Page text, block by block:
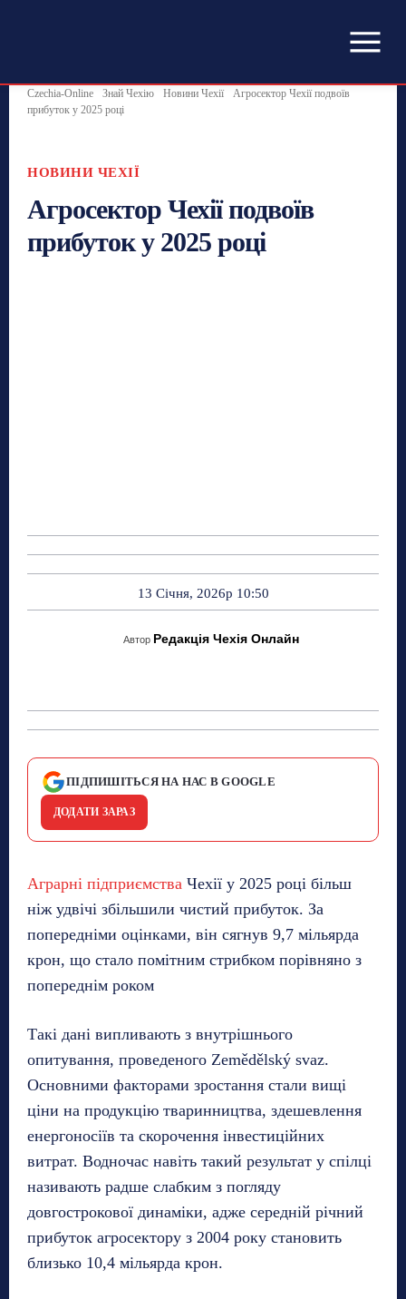
Czechia-Online Знай Чехію Новини Чехії
Агросектор Чехії подвоїв
прибуток у 2025 році
НОВИНИ ЧЕХІЇ
Агросектор Чехії подвоїв
прибуток у 2025 році
13 Січня, 2026р 10:50
Автор Редакція Чехія Онлайн
ПІДПИШІТЬСЯ НА НАС В GOOGLE
ДОДАТИ ЗАРАЗ
Аграрні підприємства Чехії у 2025 році більш
ніж удвічі збільшили чистий прибуток. За
попередніми оцінками, він сягнув 9,7 мільярда
крон, що стало помітним стрибком порівняно з
попереднім роком
Такі дані випливають з внутрішнього
опитування, проведеного Zemědělský svaz.
Основними факторами зростання стали вищі
ціни на продукцію тваринництва, здешевлення
енергоносіїв та скорочення інвестиційних
витрат. Водночас навіть такий результат у спілці
називають радше слабким з погляду
довгострокової динаміки, адже середній річний
прибуток агросектору з 2004 року становить
близько 10,4 мільярда крон.